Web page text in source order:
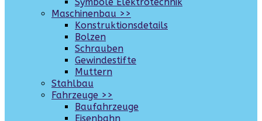
Maschinenbau >>
Konstruktionsdetails
Bolzen
Schrauben
Gewindestifte
Muttern
Stahlbau
Fahrzeuge >>
Baufahrzeuge
Eisenbahn